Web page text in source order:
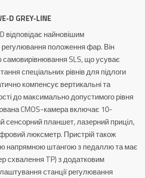
D GREY-LINE
відповідає найновішим
положення фар. Він
SLS, що усуває
спеціальних рівнів для підлоги
компенсує вертикальні та
до максимально допустимого рівня
CMOS-камера включає 10-
сенсорний планшет, лазерний приціл,
люксметр. Пристрій також
напрямною штангою з педаллю та має
схвалення TP) з додатковим
станції регулювання